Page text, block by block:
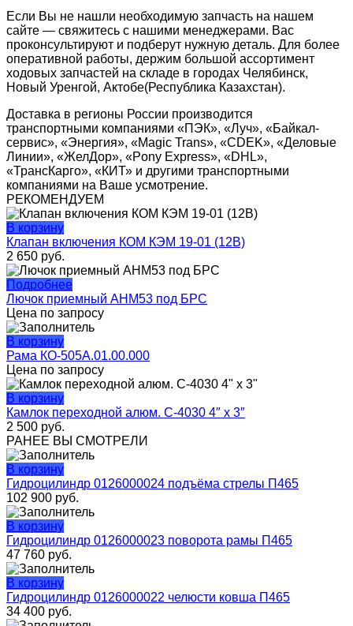
Если Вы не нашли необходимую запчасть на нашем
сайте — свяжитесь с нашими менеджерами. Вас
проконсультируют и подберут нужную деталь. Для более
оперативной работы, держим большой ассортимент
ходовых запчастей на складе в городах Челябинск,
Новый Уренгой, Актобе(Республика Казахстан).
Доставка в регионы России производится
транспортными компаниями «ПЭК», «Луч», «Байкал-
сервис», «Энергия», «Magic Trans», «CDEK», «Деловые
Линии», «ЖелДор», «Pony Express», «DHL»,
«ТрансКарго», «КИТ» и другими транспортными
компаниями на Ваше усмотрение.
РЕКОМЕНДУЕМ
В корзину
Клапан включения КОМ КЭМ 19-01 (12В)
2 650 руб.
Подробнее
Лючок приемный АНМ53 под БРС
Цена по запросу
В корзину
Рама КО-505А.01.00.000
Цена по запросу
В корзину
Камлок переходной алюм. C-4030 4″ х 3″
2 500 руб.
РАНЕЕ ВЫ СМОТРЕЛИ
В корзину
Гидроцилиндр 0126000024 подъёма стрелы П465
102 900 руб.
В корзину
Гидроцилиндр 0126000023 поворота рамы П465
47 760 руб.
В корзину
Гидроцилиндр 0126000022 челюсти ковша П465
34 400 руб.